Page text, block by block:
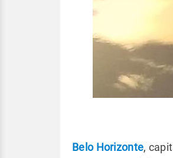
Belo Horizonte,